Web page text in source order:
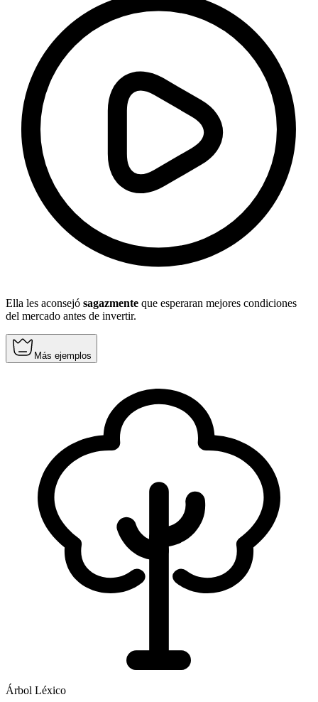
Ella les aconsejó sagazmente que esperaran mejores condiciones
del mercado antes de invertir.
Más ejemplos
Árbol Léxico